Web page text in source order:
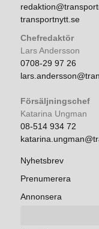
transportnytt.se
Chefredaktör
Lars Andersson
0708-29 97 26
Försäljningschef
Katarina Ungman
08-514 934 72
Nyhetsbrev
Prenumerera
Annonsera